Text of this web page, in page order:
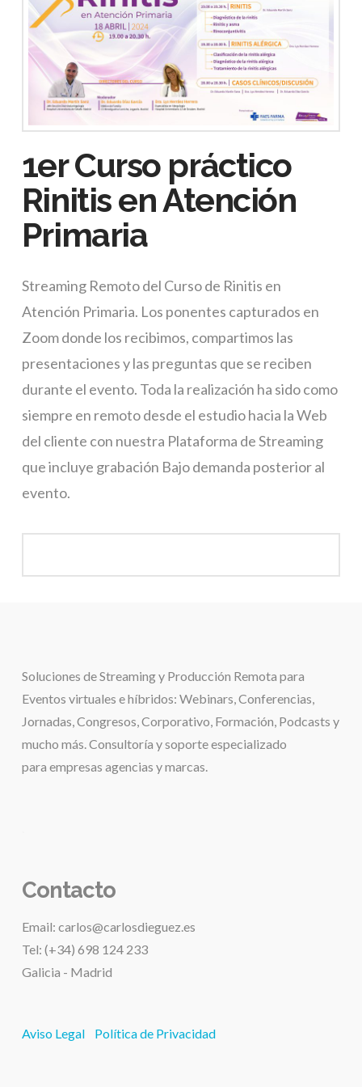
1er Curso práctico
Rinitis en Atención
Primaria
Streaming Remoto del Curso de Rinitis en
Atención Primaria. Los ponentes capturados en
Zoom donde los recibimos, compartimos las
presentaciones y las preguntas que se reciben
durante el evento. Toda la realización ha sido como
siempre en remoto desde el estudio hacia la Web
del cliente con nuestra Plataforma de Streaming
que incluye grabación Bajo demanda posterior al
evento.
Soluciones deStreaming y Producción Remota para
Eventos virtuales e híbridos: Webinars, Conferencias,
Jornadas, Congresos, Corporativo, Formación, Podcasts y
mucho más. Consultoría y soporte especializado
para empresas agencias y marcas.
Contacto
Email: carlos@carlosdieguez.es
Tel: (+34) 698 124 233
Galicia - Madrid
Aviso Legal Política de Privacidad